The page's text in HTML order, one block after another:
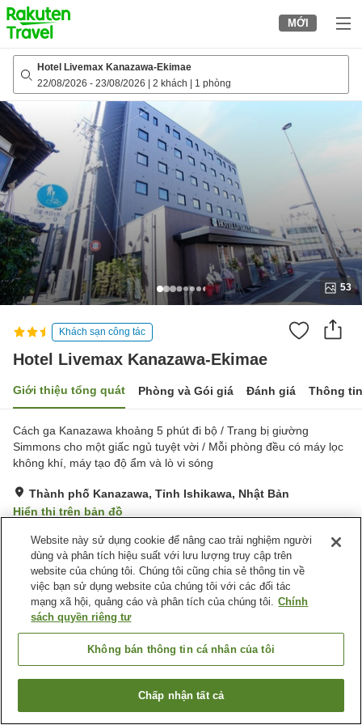
to
top
page
MỚI
Hotel Livemax Kanazawa-Ekimae
22/08/2026 - 23/08/2026 2 khách 1 phòng
53
Khách sạn công tác
Hotel Livemax Kanazawa-Ekimae
Giới thiệu tổng quát Phòng và Gói giá Đánh giá Thông
Cách ga Kanazawa khoảng 5 phút đi bộ / Trang bị giường
Simmons cho một giấc ngủ tuyệt vời / Mỗi phòng đều có máy lọc
không khí, máy tạo độ ẩm và lò vi sóng
Thành phố Kanazawa, Tỉnh Ishikawa, Nhật Bản
Hiển thị trên bản đồ
Tốt Đánh giá:169lượt
Tiện nghi chỗ nghỉ
Máy bán hàng tự động Giặt ủi có phí
Nhật Bản Tỉnh Ishikawa
Thành phố Kanazawa
Hotel Livemax Kanazawa-Ekimae
Tìm phòng trống
Website này sử dụng cookie để nâng cao trải nghiệm người
dùng và phân tích hiệu suất với lưu lượng truy cập trên
website của chúng tôi. Chúng tôi cũng chia sẻ thông tin về
việc bạn sử dụng website của chúng tôi với các đối tác
mạng xã hội, quảng cáo và phân tích của chúng tôi. Chính
sách quyền riêng tư
Không bán thông tin cá nhân của tôi
Chấp nhận tất cả